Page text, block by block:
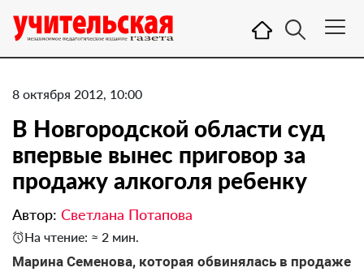
8 октября 2012, 10:00
В Новгородской области суд
впервые вынес приговор за
продажу алкоголя ребенку
Автор: Светлана Потапова
На чтение: ≈ 2 мин.
Марина Семенова, которая обвинялась в продаже